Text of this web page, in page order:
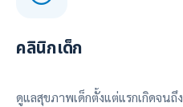
คลินิกเด็ก
ดูแลสุขภาพเด็กตั้งแต่แรกเกิดจนถึง